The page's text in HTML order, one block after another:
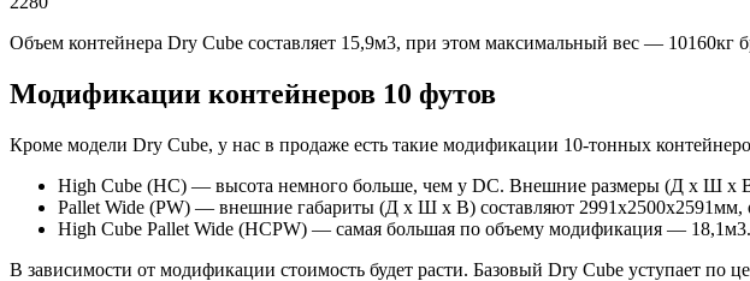
Объем контейнера Dry Cube составляет 15,9м3, при этом максимальный вес —
Модификации контейнеров 10 футов
Кроме модели Dry Cube, у нас в продаже есть такие модификации 10-тонных
High Cube (HC) — высота немного больше, чем у DC. Внешние размеры (Д х Ш х
Pallet Wide (PW) — внешние габариты (Д х Ш х В) составляют
High Cube Pallet Wide (HCPW) — самая большая по объему модификация —
В зависимости от модификации стоимость будет расти. Базовый Dry Cube уступает по